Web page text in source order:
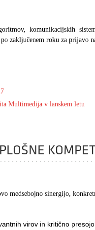
komunikacijskih
zaključenem roku za prijavo
Multimedija v lanskem letu
medsebojno sinergijo,
virov in kritično